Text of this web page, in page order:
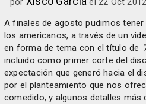
A finales de agosto pudimos
los americanos, a través de un
en forma de tema con el título de
incluido como primer corte del
expectación que generó hacia el
por el planteamiento que nos
comedido, y algunos detalles